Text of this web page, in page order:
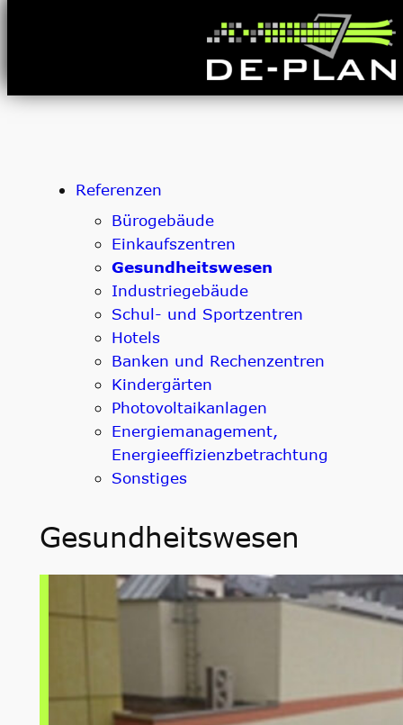
springen
Referenzen
Bürogebäude
Einkaufszentren
Gesundheitswesen
Industriegebäude
Schul- und Sportzentren
Hotels
Banken und Rechenzentren
Kindergärten
Photovoltaikanlagen
Energiemanagement,
Energieeffizienzbetrachtung
Sonstiges
Gesundheitswesen